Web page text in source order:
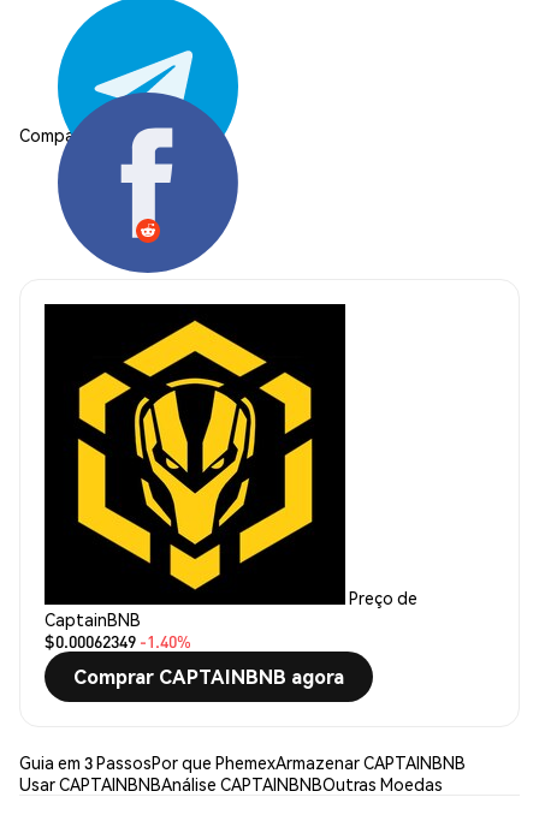
Compartilhar:
Preço de
CaptainBNB
$0.00062349 -1.40%
Comprar CAPTAINBNB agora
Guia em 3 PassosPor que PhemexArmazenar CAPTAINBNB
Usar CAPTAINBNBAnálise CAPTAINBNBOutras Moedas